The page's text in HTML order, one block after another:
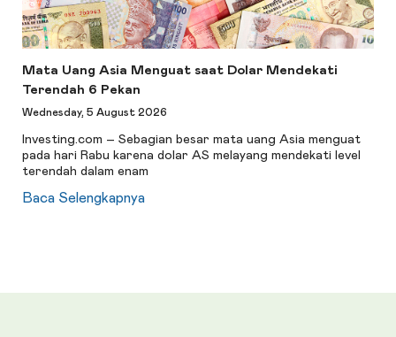
Mata Uang Asia Menguat saat Dolar Mendekati
Terendah 6 Pekan
Wednesday, 5 August 2026
Investing.com – Sebagian besar mata uang Asia menguat
pada hari Rabu karena dolar AS melayang mendekati level
terendah dalam enam
Baca Selengkapnya